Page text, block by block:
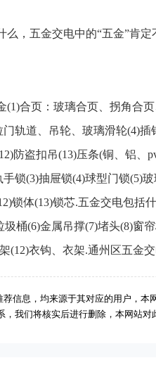
，五金交电中的“五金”肯
合页：玻璃合页、拐角合
轨道、吊轮、玻璃滑轮(4)插
防盗扣吊(13)压条(铜、铝、
锁(3)抽屉锁(4)球型门锁(5)玻
锁体(13)锁芯.五金交电包
桶(6)金属吊撑(7)堵头(8)窗
(12)衣钩、衣架.通州区五金
信息，均来源于其对应的用户，本
我们将核实后进行删除，本网站对